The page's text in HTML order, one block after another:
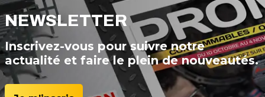
NEWSLETTER
Inscrivez-vous pour suivre notre
actualité et faire le plein de nouveautés.